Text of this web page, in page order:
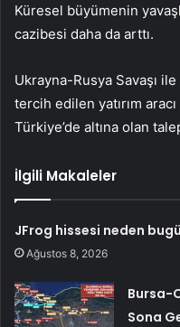
Küresel büyümenin
cazibesi daha da arttı.
Ukrayna-Rusya Savaşı
tercih edilen yatırım
Türkiye’de altına olan
İlgili Makaleler
JFrog hissesi neden
Ağustos 8, 2026
Bursa-
Sona